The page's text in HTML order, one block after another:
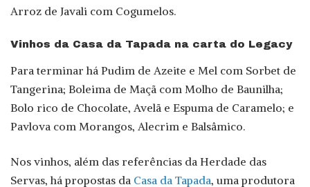
Arroz de Javali com Cogumelos.
Vinhos da Casa da Tapada na carta do Legacy
Para terminar há Pudim de Azeite e Mel com Sorbet de
Tangerina; Boleima de Maçã com Molho de Baunilha;
Bolo rico de Chocolate, Avelã e Espuma de Caramelo; e
Pavlova com Morangos, Alecrim e Balsâmico.
Nos vinhos, além das referências da Herdade das
Servas, há propostas da Casa da Tapada, uma produtora